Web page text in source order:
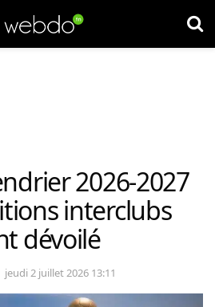
2026-2027
interclubs
dévoilé
jeudi 2 juillet 2026 13:11